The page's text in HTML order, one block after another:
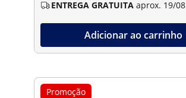
ENTREGA GRATUITA aprox. 19/08
Adicionar ao carrinho
Promoção